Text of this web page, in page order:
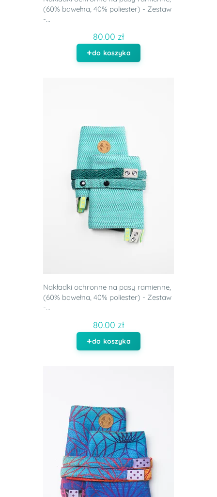
(60% bawełna, 40% poliester) - Zestaw
-...
80.00 zł
do koszyka
Nakładki ochronne na pasy ramienne,
(60% bawełna, 40% poliester) - Zestaw
-...
80.00 zł
do koszyka